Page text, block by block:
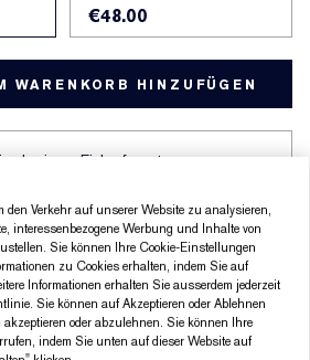
€48.00
WARENKORB HINZUFÜGEN
ab einem Einkaufswert von
bietet ein wunderbares
den Verkehr auf unserer Website zu analysieren,
interessenbezogene Werbung und Inhalte von
Sie können Ihre Cookie-Einstellungen
zu Cookies erhalten, indem Sie auf
Informationen erhalten Sie ausserdem jederzeit
Sie können auf Akzeptieren oder Ablehnen
oder abzulehnen. Sie können Ihre
indem Sie unten auf dieser Website auf